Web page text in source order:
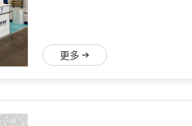
更多